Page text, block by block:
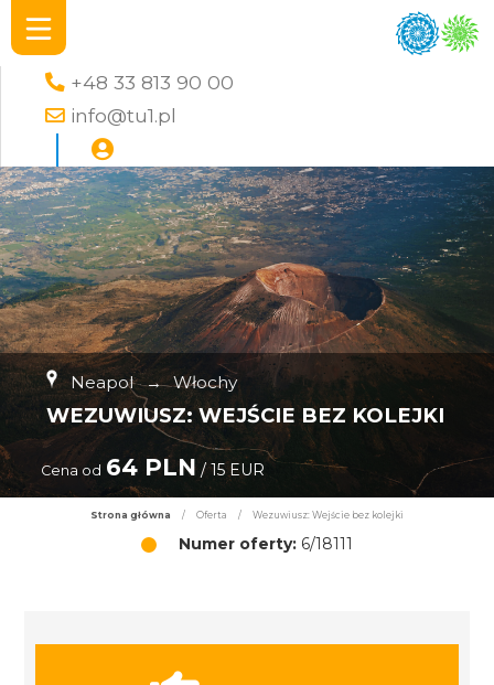
+48 33 813 90 00
info@tu1.pl
Neapol → Włochy
WEZUWIUSZ: WEJŚCIE BEZ KOLEJKI
Cena od 64 PLN / 15 EUR
Strona główna / Oferta / Wezuwiusz: Wejście bez kolejki
Numer oferty: 6/18111